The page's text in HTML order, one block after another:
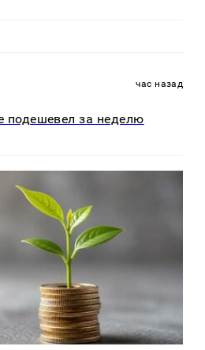
час назад
подешевел за неделю